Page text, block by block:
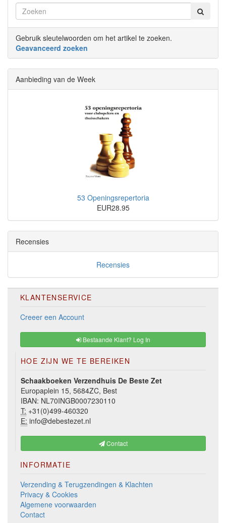
Gebruik sleutelwoorden om het artikel te zoeken.
Geavanceerd zoeken
Aanbieding van de Week
53 Openingsrepertoria
EUR28.95
Recensies
Recensies
KLANTENSERVICE
Creeer een Account
Bestaande Klant? Log In
HOE ZIJN WE TE BEREIKEN
Schaakboeken Verzendhuis De Beste Zet
Europaplein 15, 5684ZC, Best
IBAN: NL70INGB0007230110
T: +31(0)499-460320
E: info@debestezet.nl
Contact
INFORMATIE
Verzending & Terugzendingen & Klachten
Privacy & Cookies
Algemene voorwaarden
Contact